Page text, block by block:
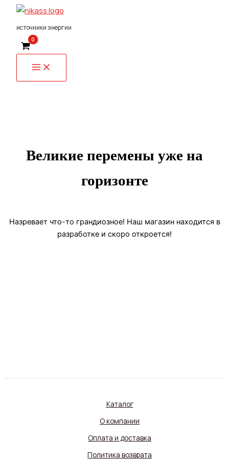
Перейти
содержимому
источники энергии
Великие перемены уже на
горизонте
Назревает что-то грандиозное! Наш магазин находится в
разработке и скоро откроется!
Каталог
О компании
Оплата и доставка
Политика возврата